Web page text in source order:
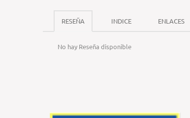
RESEÑA INDICE ENLACES
No hay Reseña disponible